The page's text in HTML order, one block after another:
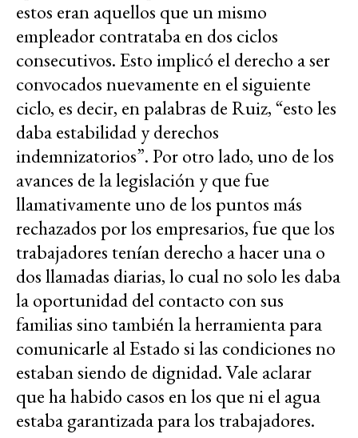
estos eran aquellos que un mismo
empleador contrataba en dos ciclos
consecutivos. Esto implicó el derecho a ser
convocados nuevamente en el siguiente
ciclo, es decir, en palabras de Ruiz, “esto les
daba estabilidad y derechos
indemnizatorios”. Por otro lado, uno de los
avances de la legislación y que fue
llamativamente uno de los puntos más
rechazados por los empresarios, fue que los
trabajadores tenían derecho a hacer una o
dos llamadas diarias, lo cual no solo les daba
la oportunidad del contacto con sus
familias sino también la herramienta para
comunicarle al Estado si las condiciones no
estaban siendo de dignidad. Vale aclarar
que ha habido casos en los que ni el agua
estaba garantizada para los trabajadores.